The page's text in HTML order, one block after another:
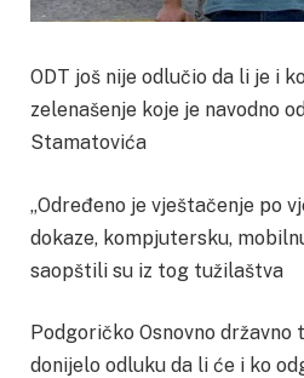
ODT još nije odlučio da li je i
zelenašenje koje je navodno
Stamatovića
„Određeno je vještačenje po
dokaze, kompjutersku,
saopštili su iz tog tužilaštva
Podgoričko Osnovno državno
donijelo odluku da li će i ko